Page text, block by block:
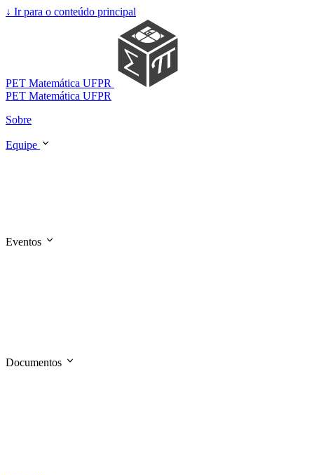
↓ Ir para o conteúdo principal
PET Matemática UFPR
PET Matemática UFPR
Sobre
Equipe
Eventos
Documentos